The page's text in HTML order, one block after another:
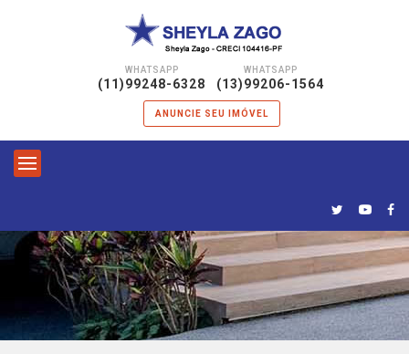
WHATSAPP
(11)99248-6328
WHATSAPP
(13)99206-1564
ANUNCIE SEU IMÓVEL